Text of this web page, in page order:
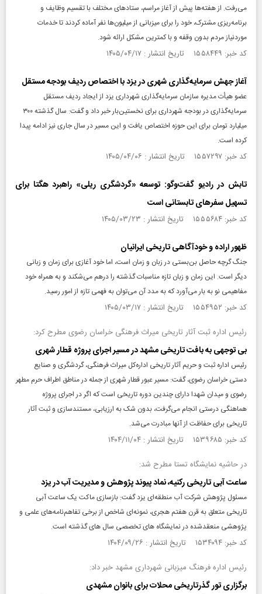
می‌رفت. از هفته‌ها پیش از آغاز مراسم، ستادهای مختلف با تقسیم وظایف و
برنامه‌ریزی مشترک، خود را برای میزبانی از میلیون‌ها نفر آماده کردند تا خدمات
موردنیاز مردم بدون وقفه و با کمترین مشکل ارائه شود.
کد خبر: ۱۵۵۸۴۴۹ تاریخ انتشار : ۱۴۰۵/۰۴/۱۷
آغاز جهش سرمایه‌گذاری شهری در یزد با اختصاص ردیف بودجه مستقل
عضو هیأت مدیره سازمان سرمایه‌گذاری شهرداری یزد از ایجاد ردیف مستقل
سرمایه‌گذاری در بودجه شهرداری برای نخستین‌بار خبر داد و گفت: سال گذشته ۳۰۰
میلیارد تومان برای این حوزه اختصاص یافت و این مسیر در سال جاری نیز ادامه پیدا
کرده است.
کد خبر: ۱۵۵۷۲۹۷ تاریخ انتشار : ۱۴۰۵/۰۴/۰۶
تابش در رادیو گفت‌وگو: توسعه «گردشگری ریلی» راهبرد هگتا برای
تسهیل سفرهای تابستانی است
کد خبر: ۱۵۵۵۶۸۴ تاریخ انتشار : ۱۴۰۵/۰۳/۲۳
ظهور اراده و خودآگاهی تاریخی ایرانیان
جنگ گرچه حاصل بن‌بستی در زبان و زمان است، اما خود آغازی برای زمان و زبانی
دیگر است. این زمان و زبان تازه مناسبات گذشته را درهم می‌شکند و به همراه خود
مفاهیمی نو به بار می‌آورد که به مدد آن می‌توان به فهمی تازه از امور رسید.
کد خبر: ۱۵۵۴۹۵۲ تاریخ انتشار : ۱۴۰۵/۰۳/۱۷
رئیس اداره ثبت آثار تاریخی میراث فرهنگی خراسان رضوی مطرح کرد:
بی توجهی به بافت تاریخی مشهد در مسیر اجرای پروژه قطار شهری
رئیس اداره ثبت و حریم آثار تاریخی اداره‌کل میراث فرهنگی، گردشگری و صنایع
دستی خراسان رضوی، گفت: مسیر عبور قطار شهری از جمله در مناطق اطراف حرم مطهر
رضوی و میدان شهدا دارای چندین دوره تاریخی است که اگر در اجرای پروژه
هماهنگی درستی انجام می‌گرفت، بدون شک به ارزیابی، مستندسازی و ثبت آثار
تاریخی برای حفاظت از آنها مبادرت می‌شد.
کد خبر: ۱۵۳۹۶۸۵ تاریخ انتشار : ۱۴۰۴/۱۱/۰۴
در حاشیه نمایشگاه تستا مطرح شد:
ساعت آبی تاریخی رکنیه، نماد پیوند پژوهش و مدیریت آب در یزد
مسئول پژوهش شرکت آب منطقه‌ای یزد گفت: بازسازی ماکت یک ساعت آبی
تاریخی متعلق به قرن هفتم هجری، نمونه‌ای شاخص از برخی تفاهم‌نامه‌های علمی و
پژوهشی منعقدشده در نمایشگاه های تخصصی سال های گذشته است.
کد خبر: ۱۵۳۴۰۹۴ تاریخ انتشار : ۱۴۰۴/۰۹/۲۶
رئیس اداره فرهنگ میزبانی شهرداری مشهد خبر داد:
برگزاری تور گذرتاریخی محلات برای بانوان مشهدی